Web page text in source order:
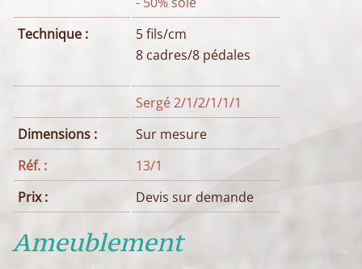
Technique :
5 fils/cm
8 cadres/8 pédales
Sergé 2/1/2/1/1/1
Dimensions :
Sur mesure
Réf. :
13/1
Prix :
Devis sur demande
Ameublement